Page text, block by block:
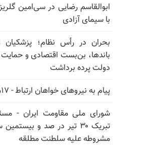
ابوالقاسم رضایی در سی‌امین
با سیمای آزادی
بحران در رأس نظام؛ پزشکیان
باندها، بن‌بست اقتصادی و حمایت
دولت پرده برداشت
پیام به نیروهای خواهان ارتباط - ۱۷مرداد ۱۴۰۵
شورای ملی مقاومت ایران -
تبریک ۳۰ تیر در صد و
مشروطه علیه سلطنت مطلقه